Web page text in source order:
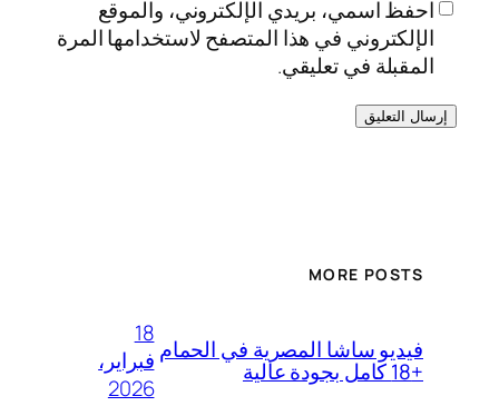
احفظ اسمي، بريدي الإلكتروني، والموقع
الإلكتروني في هذا المتصفح لاستخدامها المرة
المقبلة في تعليقي.
MORE POSTS
فيديو ساشا المصرية في الحمام
+18 كامل بجودة عالية
18
فبراير،
2026